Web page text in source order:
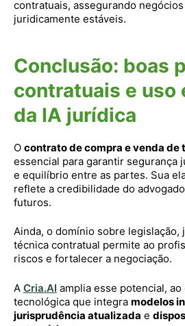
contratuais, assegurando
juridicamente estáveis.
Conclusão: boas
contratuais e uso
da IA jurídica
O contrato de compra e venda de
essencial para garantir segurança
e equilíbrio entre as partes. Sua
reflete a credibilidade do
futuros.
Ainda, o domínio sobre legislação,
técnica contratual permite ao
riscos e fortalecer a negociação.
A Cria.AI amplia esse potencial,
tecnológica que integra modelos
jurisprudência atualizada e